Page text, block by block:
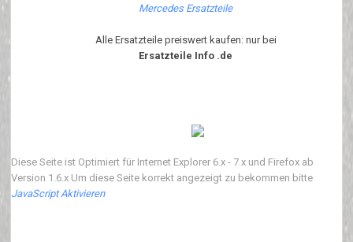
Mercedes Ersatzteile
Alle Ersatzteile preiswert kaufen: nur bei
Ersatzteile Info .de
Diese Seite ist Optimiert für Internet Explorer 6.x - 7.x und Firefox ab
Version 1.6.x Um diese Seite korrekt angezeigt zu bekommen bitte
JavaScript Aktivieren